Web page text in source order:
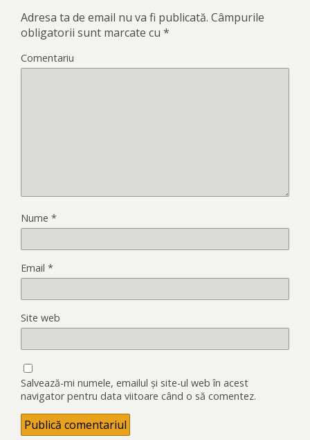
Adresa ta de email nu va fi publicată. Câmpurile
obligatorii sunt marcate cu *
Comentariu
Nume *
Email *
Site web
Salvează-mi numele, emailul și site-ul web în acest
navigator pentru data viitoare când o să comentez.